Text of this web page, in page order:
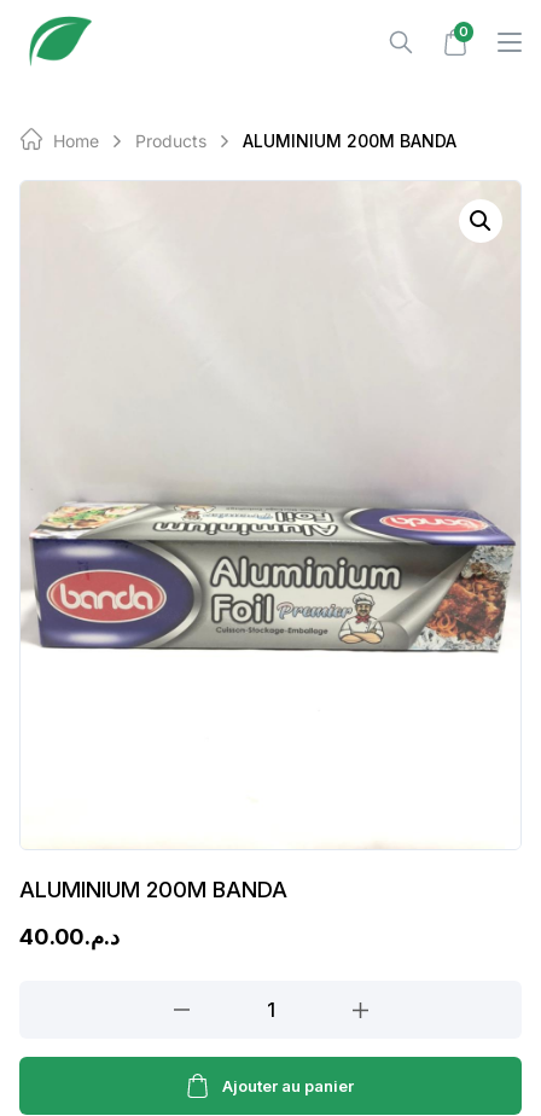
0
Home Products ALUMINIUM 200M BANDA
ALUMINIUM 200M BANDA
د.م.40.00
BANDA
Ajouter au panier